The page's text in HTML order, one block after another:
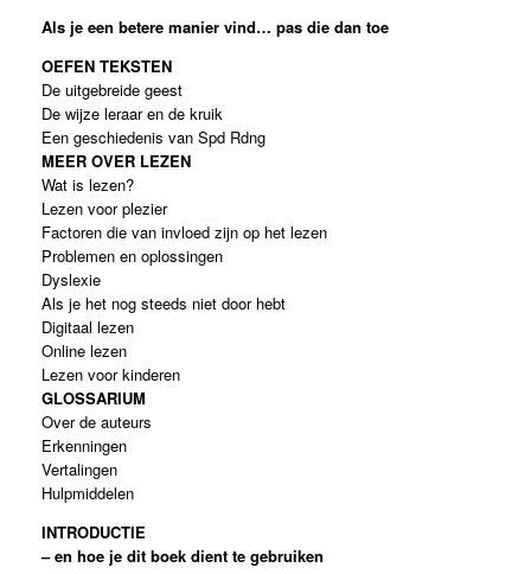
Als je een betere manier vind… pas die dan toe
OEFEN TEKSTEN
De uitgebreide geest
De wijze leraar en de kruik
Een geschiedenis van Spd Rdng
MEER OVER LEZEN
Wat is lezen?
Lezen voor plezier
Factoren die van invloed zijn op het lezen
Problemen en oplossingen
Dyslexie
Als je het nog steeds niet door hebt
Digitaal lezen
Online lezen
Lezen voor kinderen
GLOSSARIUM
Over de auteurs
Erkenningen
Vertalingen
Hulpmiddelen
INTRODUCTIE
– en hoe je dit boek dient te gebruiken